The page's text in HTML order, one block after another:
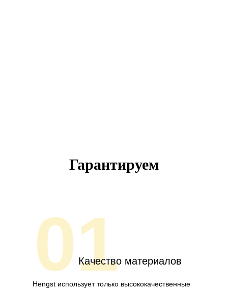
Гарантируем
01Качество материалов
Hengst использует только высококачественные